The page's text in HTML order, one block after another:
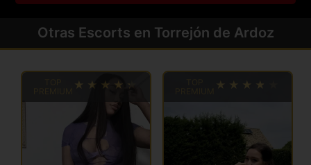
Otras Escorts en Torrejón de Ardoz